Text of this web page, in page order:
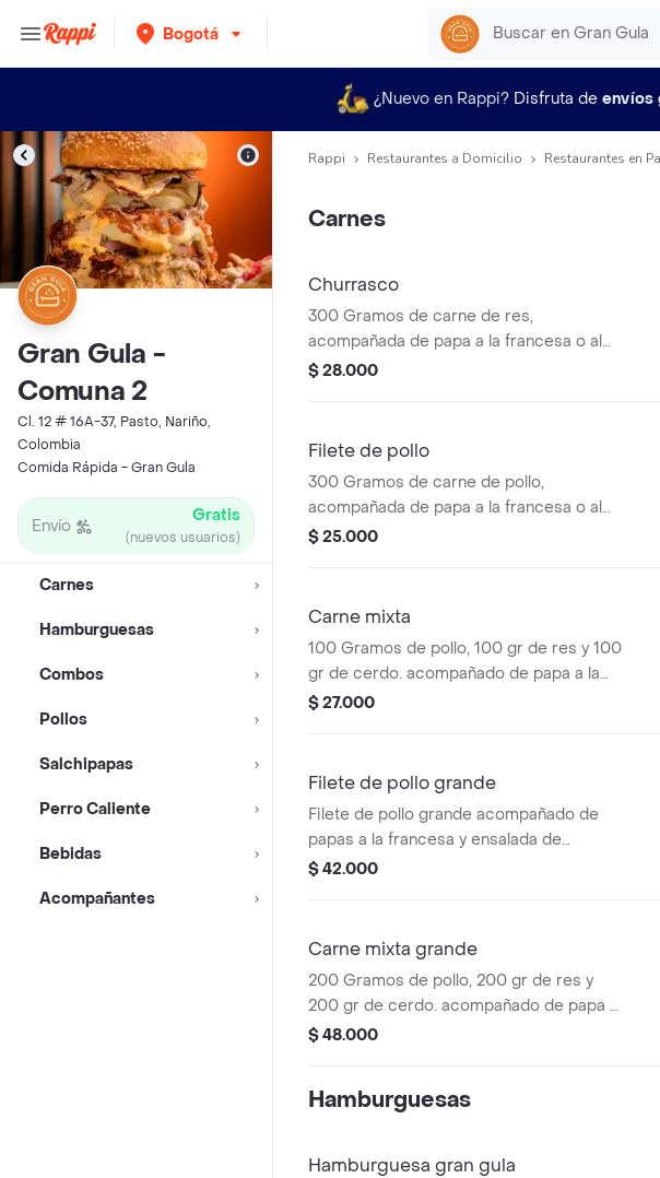
Bogotá
¿Nuevo en Rappi? Disfruta de envíos
Gran Gula -
Comuna 2
Cl. 12 # 16A-37, Pasto, Nariño,
Colombia
Comida Rápida - Gran Gula
Envío Gratis
(nuevos usuarios)
Carnes
Hamburguesas
Combos
Pollos
Salchipapas
Perro Caliente
Bebidas
Acompañantes
Rappi Restaurantes a Domicilio Restaurantes en
Carnes
Churrasco
300 Gramos de carne de res,
acompañada de papa a la francesa o al
vapor, ensalada de lechuga con uvilla y
$ 28.000
Filete de pollo
300 Gramos de carne de pollo,
acompañada de papa a la francesa o al
vapor, ensalada de lechuga con uvilla y
$ 25.000
Carne mixta
100 Gramos de pollo, 100 gr de res y 100
gr de cerdo. acompañado de papa a la
francesa o papa al vapor, ensalada de
$ 27.000
Filete de pollo grande
Filete de pollo grande acompañado de
papas a la francesa y ensalada de
lechuga.
$ 42.000
Carne mixta grande
200 Gramos de pollo, 200 gr de res y
200 gr de cerdo. acompañado de papa a
la francesa o papa al vapor, ensalada de
$ 48.000
Hamburguesas
Hamburguesa gran gula